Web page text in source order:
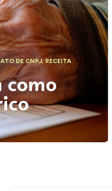
DE CNPJ,RECEITA
como